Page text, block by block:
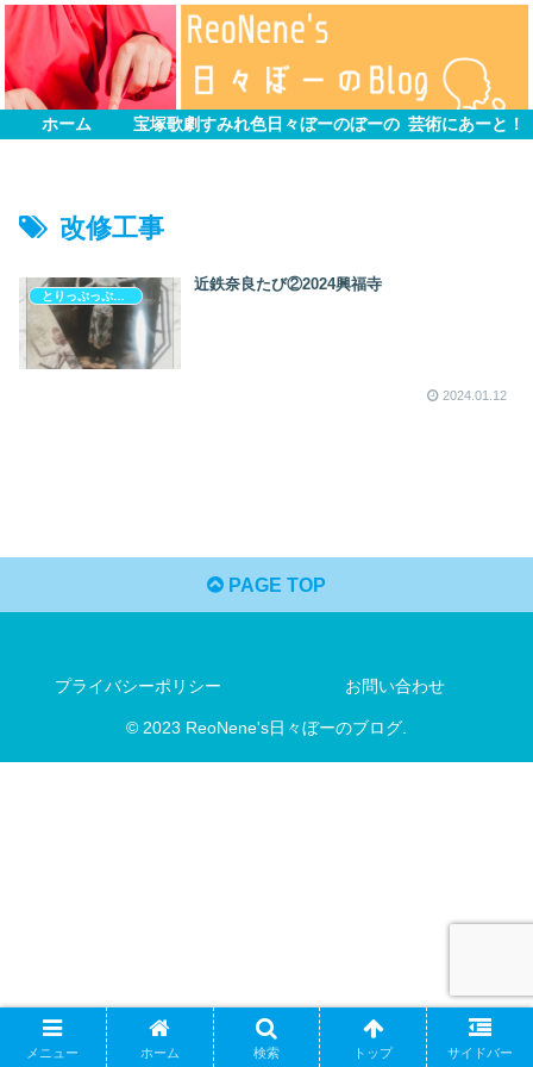
ホーム 宝塚歌劇すみれ色日々ぼーのぼーの 芸術にあーと！
改修工事
近鉄奈良たび②2024興福寺
2024.01.12
PAGE TOP
プライバシーポリシー お問い合わせ
© 2023 ReoNene's日々ぼーのブログ.
メニュー ホーム 検索 トップ サイドバー